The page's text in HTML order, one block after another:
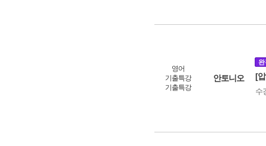
영어
기출특강
기출특강
안토니오
완
[
수